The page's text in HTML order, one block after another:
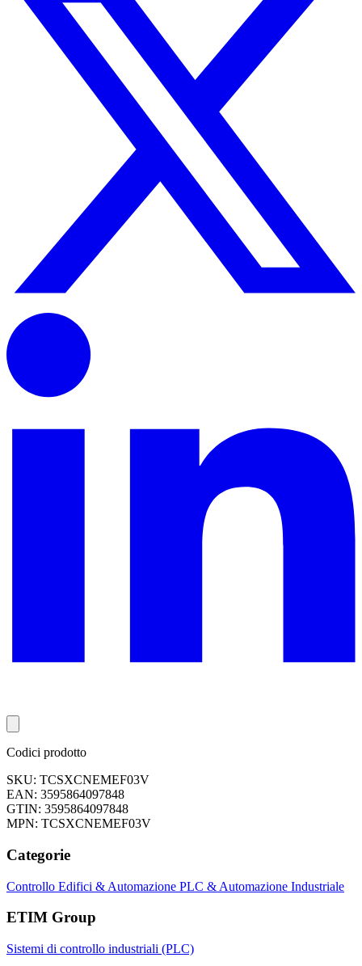
Codici prodotto
SKU: TCSXCNEMEF03V
EAN: 3595864097848
GTIN: 3595864097848
MPN: TCSXCNEMEF03V
Categorie
Controllo Edifici & Automazione PLC & Automazione Industriale
ETIM Group
Sistemi di controllo industriali (PLC)